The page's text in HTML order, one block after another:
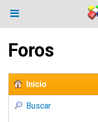
Foros
Inicio
Buscar